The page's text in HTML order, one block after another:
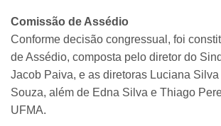
Comissão de Assédio
Conforme decisão congressual, foi
de Assédio, composta pelo diretor do
Jacob Paiva, e as diretoras Luciana
Souza, além de Edna Silva e Thiago
UFMA.